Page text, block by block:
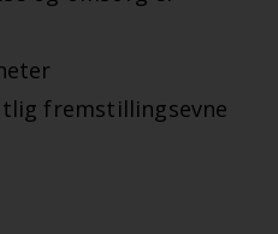
fremstillingsevne